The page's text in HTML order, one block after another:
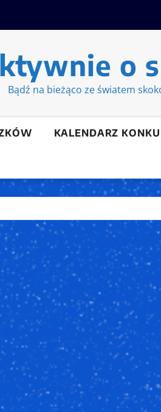
o
Bądź na bieżąco ze światem
KALENDARZ